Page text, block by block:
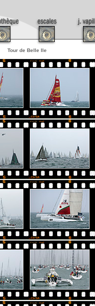
Tour de Belle Ile